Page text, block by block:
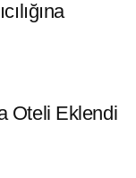
Oteli Eklendi